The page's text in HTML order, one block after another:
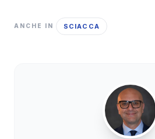
ANCHE IN SCIACCA